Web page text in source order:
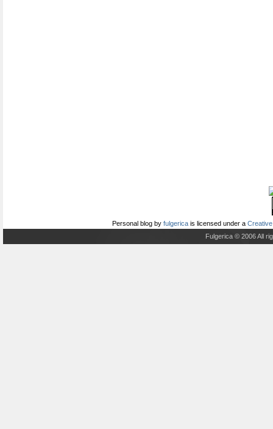
Personal blog by fulgerica is licensed under a
Fulgerica © 2006 All